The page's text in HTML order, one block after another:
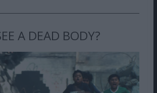
A DEAD BODY?